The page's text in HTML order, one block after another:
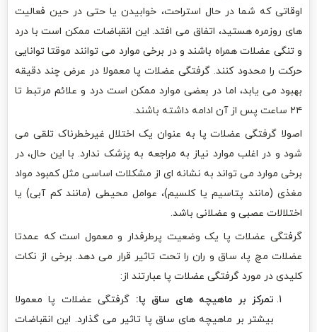
اوقاتی که شما در حال استراحت، خوابیدن یا حتی در حین فعالیت
های روزمره هستید، اتفاق می افتد. این انقباضات ممکن است با درد
و تنگی عضلات همراه باشند و در برخی موارد می توانند موقتا توانایی
حرکت را محدود کنند. گرفتگی عضلات پا معمولا در عرض چند دقیقه
بهبود می یابد، اما در بعضی موارد ممکن است درد و علائم مرتبط تا
۲۴ ساعت پس از آن ادامه داشته باشند.
اصولا گرفتگی عضلات پا به عنوان یک اختلال غیرخطرناک تلقی می
شود و در اغلب موارد نیاز به مراجعه به پزشک ندارد. با این حال، در
برخی موارد می تواند به نشانه ای از مشکلات اساسی مثل کمبود مواد
مغذی (مانند پتاسیم یا کلسیم)، عوامل محیطی (مانند کم آبی) یا
اختلالات عصبی و عضلانی باشد.
گرفتگی عضلات پا یک وضعیت پرطرفدار و معمول است که عمدتا
عضلات مچ پا، ساق و ران را تحت تاثیر قرار می دهد. برخی از نکات
کلیدی در مورد گرفتگی عضلات پا عبارتند از:
تمرکز بر ماهیچه های ساق پا: گرفتگی عضلات پا معمولا
بیشتر بر ماهیچه های ساق پا تاثیر می گذارد. این انقباضات